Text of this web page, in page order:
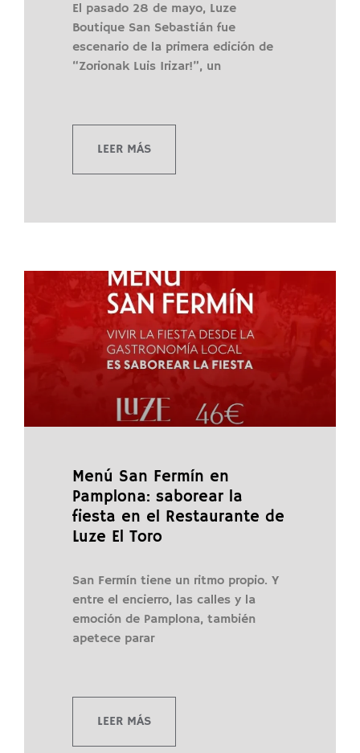
El pasado 28 de mayo, Luze
Boutique San Sebastián fue
escenario de la primera edición de
“Zorionak Luis Irizar!”, un
LEER MÁS
Menú San Fermín en
Pamplona: saborear la
fiesta en el Restaurante de
Luze El Toro
San Fermín tiene un ritmo propio. Y
entre el encierro, las calles y la
emoción de Pamplona, también
apetece parar
LEER MÁS